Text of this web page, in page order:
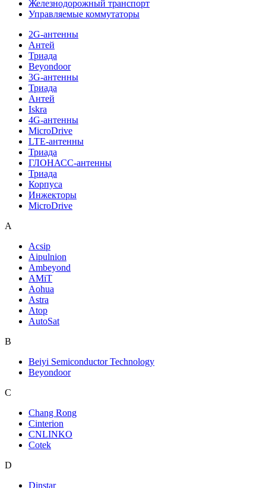
Железнодорожный транспорт
Управляемые коммутаторы
2G-антенны
Антей
Триада
Beyondoor
3G-антенны
Триада
Антей
Iskra
4G-антенны
MicroDrive
LTE-антенны
Триада
ГЛОНАСС-антенны
Триада
Корпуса
Инжекторы
MicroDrive
A
Acsip
Aipulnion
Ambeyond
AMiT
Aohua
Astra
Atop
AutoSat
B
Beiyi Semiconductor Technology
Beyondoor
C
Chang Rong
Cinterion
CNLINKO
Cotek
D
Dinstar